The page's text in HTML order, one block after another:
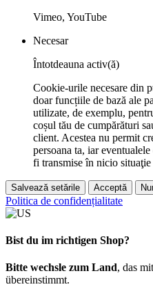
Vimeo, YouTube
Necesar
Întotdeauna activ(ă)
Cookie-urile necesare din
doar funcțiile de bază ale
utilizate, de exemplu,
coșul tău de cumpărături
client. Acestea nu permit
persoana ta, iar
fi transmise în nicio
Salvează setările Acceptă
Politica de confidențialitate
Bist du im richtigen Shop?
Bitte wechsle zum Land, das
übereinstimmt.